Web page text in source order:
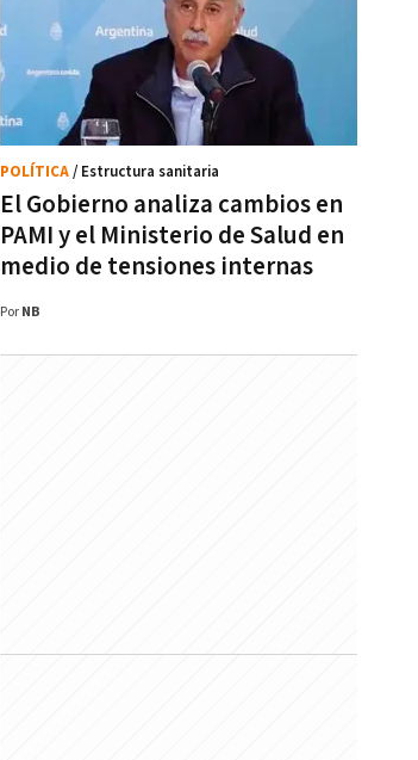
El Gobierno analiza cambios en
PAMI y el Ministerio de Salud en
medio de tensiones internas
POLÍTICA/ Estructura sanitaria
Por NB